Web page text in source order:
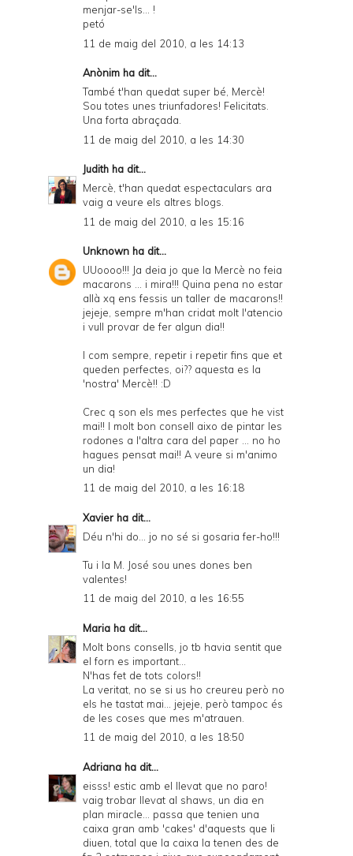
menjar-se'ls... !
petó
11 de maig del 2010, a les 14:13
Anònim ha dit...
També t'han quedat super bé, Mercè!
Sou totes unes triunfadores! Felicitats.
Una forta abraçada.
11 de maig del 2010, a les 14:30
Judith ha dit...
Mercè, t'han quedat espectaculars ara
vaig a veure els altres blogs.
11 de maig del 2010, a les 15:16
Unknown ha dit...
UUoooo!!! Ja deia jo que la Mercè no feia
macarons ... i mira!!! Quina pena no estar
allà xq ens fessis un taller de macarons!!
jejeje, sempre m'han cridat molt l'atencio
i vull provar de fer algun dia!!
I com sempre, repetir i repetir fins que et
queden perfectes, oi?? aquesta es la
'nostra' Mercè!! :D
Crec q son els mes perfectes que he vist
mai!! I molt bon consell aixo de pintar les
rodones a l'altra cara del paper ... no ho
hagues pensat mai!! A veure si m'animo
un dia!
11 de maig del 2010, a les 16:18
Xavier ha dit...
Déu n'hi do... jo no sé si gosaria fer-ho!!!
Tu i la M. José sou unes dones ben
valentes!
11 de maig del 2010, a les 16:55
Maria ha dit...
Molt bons consells, jo tb havia sentit que
el forn es important...
N'has fet de tots colors!!
La veritat, no se si us ho creureu però no
els he tastat mai... jejeje, però tampoc és
de les coses que mes m'atrauen.
11 de maig del 2010, a les 18:50
Adriana ha dit...
eisss! estic amb el llevat que no paro!
vaig trobar llevat al shaws, un dia en
plan miracle... passa que tenien una
caixa gran amb 'cakes' d'aquests que li
diuen, total que la caixa la tenen des de